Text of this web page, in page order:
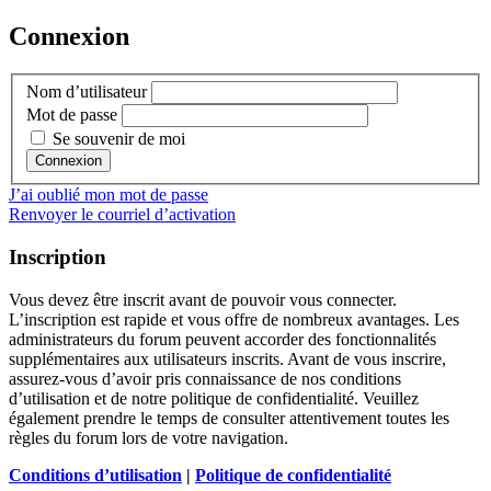
Connexion
Nom d’utilisateur
Mot de passe
Se souvenir de moi
J’ai oublié mon mot de passe
Renvoyer le courriel d’activation
Inscription
Vous devez être inscrit avant de pouvoir vous connecter.
L’inscription est rapide et vous offre de nombreux avantages. Les
administrateurs du forum peuvent accorder des fonctionnalités
supplémentaires aux utilisateurs inscrits. Avant de vous inscrire,
assurez-vous d’avoir pris connaissance de nos conditions
d’utilisation et de notre politique de confidentialité. Veuillez
également prendre le temps de consulter attentivement toutes les
règles du forum lors de votre navigation.
Conditions d’utilisation | Politique de confidentialité